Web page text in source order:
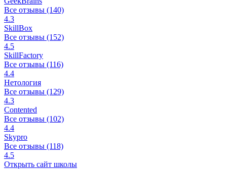
Все отзывы (140)
4.3
SkillBox
Все отзывы (152)
4.5
SkillFactory
Все отзывы (116)
4.4
Нетология
Все отзывы (129)
4.3
Contented
Все отзывы (102)
4.4
Skypro
Все отзывы (118)
4.5
Открыть сайт школы